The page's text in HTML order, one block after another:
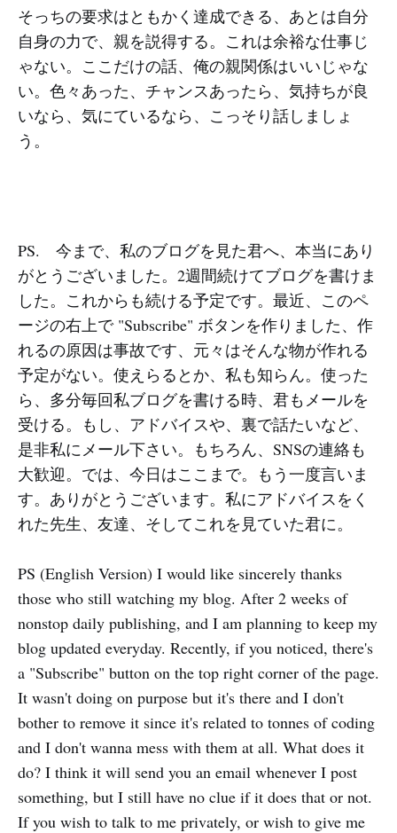
そっちの要求はともかく達成できる、あとは自分
自身の力で、親を説得する。これは余裕な仕事じ
ゃない。ここだけの話、俺の親関係はいいじゃな
い。色々あった、チャンスあったら、気持ちが良
いなら、気にているなら、こっそり話しましょ
う。
PS. 今まで、私のブログを見た君へ、本当にあり
がとうございました。2週間続けてブログを書けま
した。これからも続ける予定です。最近、このペ
ージの右上で "Subscribe" ボタンを作りました、作
れるの原因は事故です、元々はそんな物が作れる
予定がない。使えらるとか、私も知らん。使った
ら、多分毎回私ブログを書ける時、君もメールを
受ける。もし、アドバイスや、裏で話たいなど、
是非私にメール下さい。もちろん、SNSの連絡も
大歓迎。では、今日はここまで。もう一度言いま
す。ありがとうございます。私にアドバイスをく
れた先生、友達、そしてこれを見ていた君に。
PS (English Version) I would like sincerely thanks
those who still watching my blog. After 2 weeks of
nonstop daily publishing, and I am planning to keep my
blog updated everyday. Recently, if you noticed, there's
a "Subscribe" button on the top right corner of the page.
It wasn't doing on purpose but it's there and I don't
bother to remove it since it's related to tonnes of coding
and I don't wanna mess with them at all. What does it
do? I think it will send you an email whenever I post
something, but I still have no clue if it does that or not.
If you wish to talk to me privately, or wish to give me